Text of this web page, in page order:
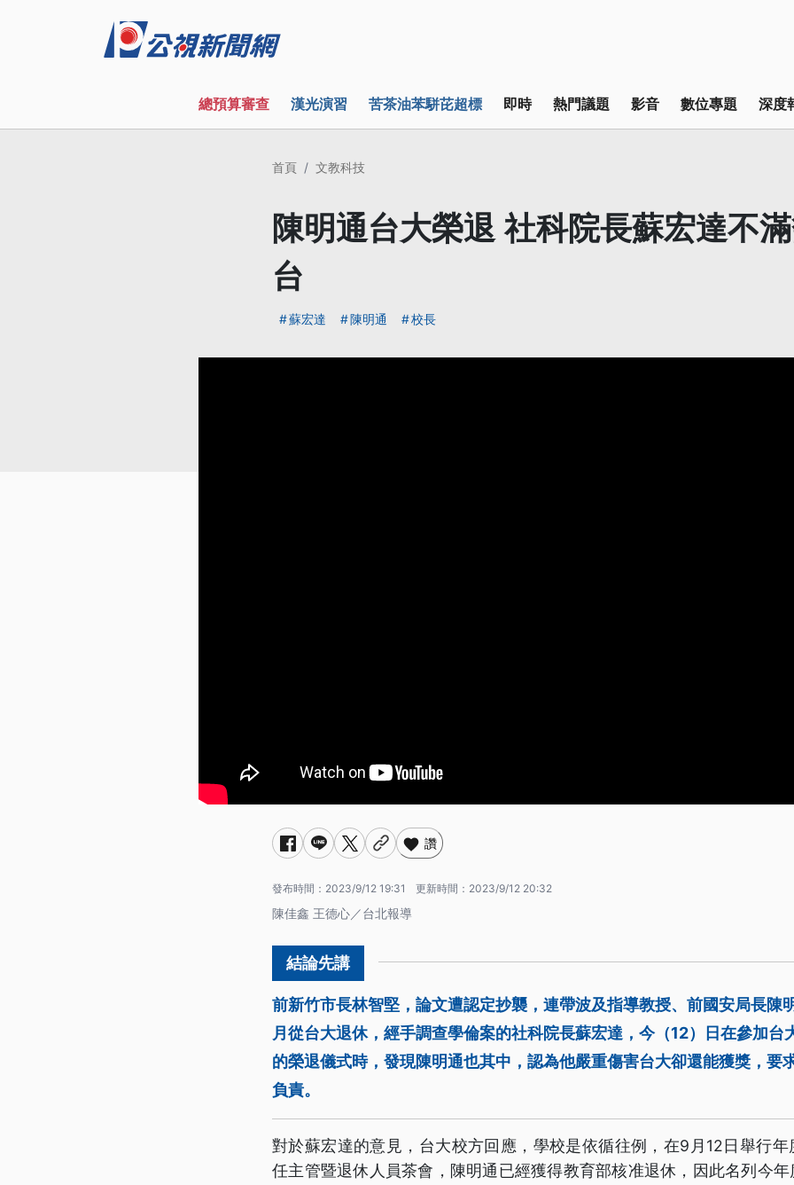
總預算審查 漢光演習 苦茶油苯駢芘超標 即時 熱門議題 影音 數位專題 深度
首頁 文教科技
陳明通台大榮退 社科院長蘇宏達不
台
蘇宏達 陳明通 校長
讚
發布時間： 2023/9/12 19:31 更新時間： 2023/9/12 20:32
陳佳鑫 王德心／台北報導
前新竹市長林智堅，論文遭認定抄襲，連帶波及指導教授、前國安局長陳
月從台大退休，經手調查學倫案的社科院長蘇宏達，今（12）日在參加台
的榮退儀式時，發現陳明通也其中，認為他嚴重傷害台大卻還能獲獎，要
負責。
對於蘇宏達的意見，台大校方回應，學校是依循往例，在9月12日舉行
任主管暨退休人員茶會，陳明通已經獲得教育部核准退休，因此名列今